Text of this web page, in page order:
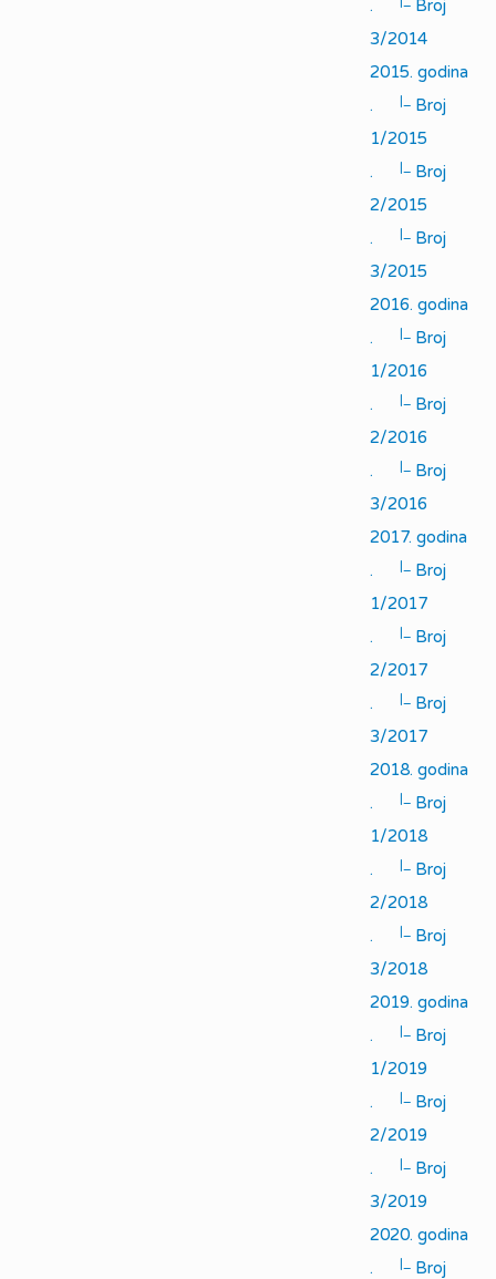
.
Broj
3/2014
2015. godina
.
|_ Broj
1/2015
.
|_ Broj
2/2015
.
|_ Broj
3/2015
2016. godina
.
|_ Broj
1/2016
.
|_ Broj
2/2016
.
|_ Broj
3/2016
2017. godina
.
|_ Broj
1/2017
.
|_ Broj
2/2017
.
|_ Broj
3/2017
2018. godina
.
|_ Broj
1/2018
.
|_ Broj
2/2018
.
|_ Broj
3/2018
2019. godina
.
|_ Broj
1/2019
.
|_ Broj
2/2019
.
|_ Broj
3/2019
2020. godina
.
|_ Broj